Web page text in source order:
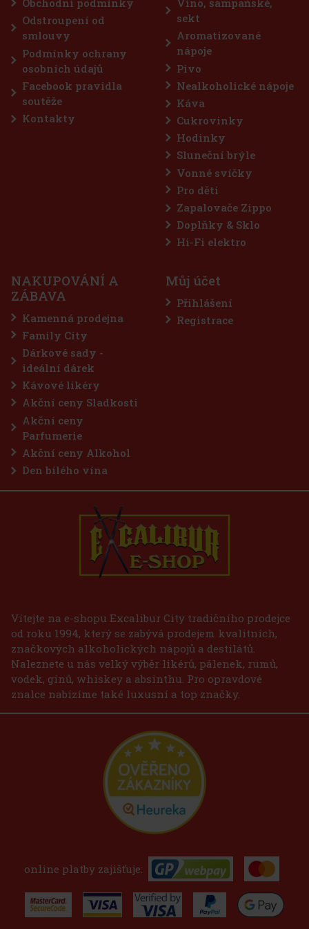
Kč bez DPH 250 Kč
Do košíku
Sauvignon 2023 VOC 12,5% 0,75 l
Sauvignon 2023 v kategorii VOC (víno originální
je suché bílé víno ze Znojemské podoblasti, které
už na pohled jemnější žlutou barvou se zlatavými odlesky.
vůni je výrazné a expresivní – najdete tu černý rybíz, kdoule a j
Kč bez DPH
Obchodní podmínky
Odstroupení od
smlouvy
Podmínky ochrany
osobních údajů
Facebook pravidla
soutěže
Kontakty
Víno, šampaňské,
sekt
Aromatizované
nápoje
Pivo
Nealkoholické nápoje
Káva
Cukrovinky
Hodinky
Sluneční brýle
Vonné svíčky
Pro děti
Zapalovače Zippo
Doplňky & Sklo
Hi-Fi elektro
NAKUPOVÁNÍ A
ZÁBAVA
Kamenná prodejna
Family City
Dárkové sady -
ideální dárek
Kávové likéry
Akční ceny Sladkosti
Akční ceny
Parfumerie
Akční ceny Alkohol
Den bílého vína
Můj účet
Přihlášení
Registrace
Vítejte na e-shopu Excalibur City tradičního prodejce
od roku 1994, který se zabývá prodejem kvalitních,
značkových alkoholických nápojů a destilátů.
Naleznete u nás velký výběr likérů, pálenek, rumů,
vodek, ginů, whiskey a absinthu. Pro opravdové
znalce nabízíme také luxusní a top značky.
online platby zajišťuje: